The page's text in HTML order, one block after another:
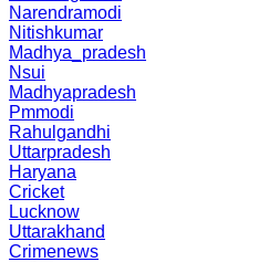
Narendramodi
Nitishkumar
Madhya_pradesh
Nsui
Madhyapradesh
Pmmodi
Rahulgandhi
Uttarpradesh
Haryana
Cricket
Lucknow
Uttarakhand
Crimenews